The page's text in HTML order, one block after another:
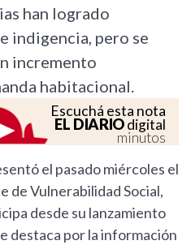
han logrado
indigencia, pero se
incremento
habitacional.
Escuchá esta nota
EL DIARIOdigital
minutos
el pasado miércoles el
de Vulnerabilidad Social,
desde su lanzamiento
destaca por la información